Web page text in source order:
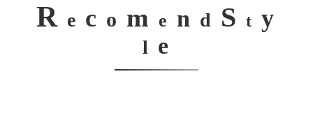
R e c o m e n d S t y
l e